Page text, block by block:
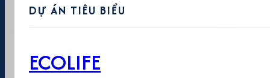
DỰ ÁN TIÊU BIỂU
ECOLIFE